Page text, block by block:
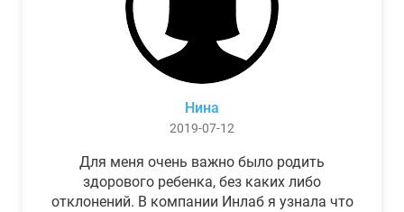
Нина
2019-07-12
Для меня очень важно было родить
здорового ребенка, без каких либо
отклонений. В компании Инлаб я узнала что